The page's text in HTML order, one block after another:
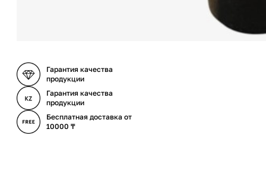
Гарантия качества
продукции
Гарантия качества
продукции
Бесплатная доставка от
10000 ₸